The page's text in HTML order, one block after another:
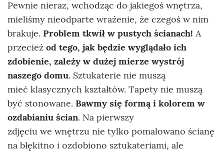
Pewnie nieraz, wchodząc do jakiegoś wnętrza,
mieliśmy nieodparte wrażenie, że czegoś w nim
brakuje. Problem tkwił w pustych ścianach! A
przecież od tego, jak będzie wyglądało ich
zdobienie, zależy w dużej mierze wystrój
naszego domu. Sztukaterie nie muszą
mieć klasycznych kształtów. Tapety nie muszą
być stonowane. Bawmy się formą i kolorem w
ozdabianiu ścian. Na pierwszy
zdjęciu we wnętrzu nie tylko pomalowano ścianę
na błękitno i ozdobiono sztukateriami, ale